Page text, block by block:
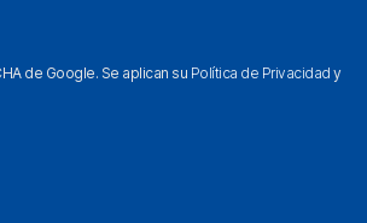
de Google. Se aplican su Política de Privacidad y